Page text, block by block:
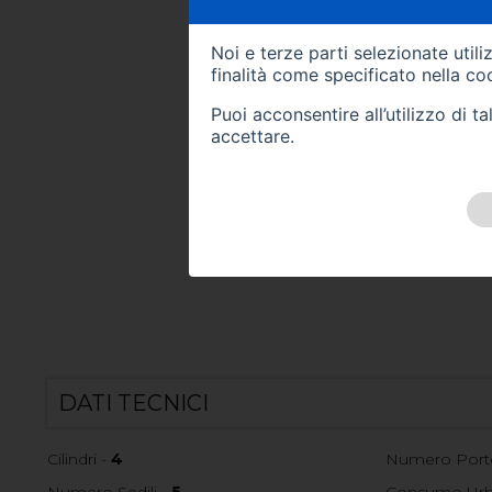
DATI TECNICI
Cilindri - 4 Numero
Noi e terze parti selezionate
finalità come specificato nella
Puoi acconsentire all’utilizzo di
accettare.